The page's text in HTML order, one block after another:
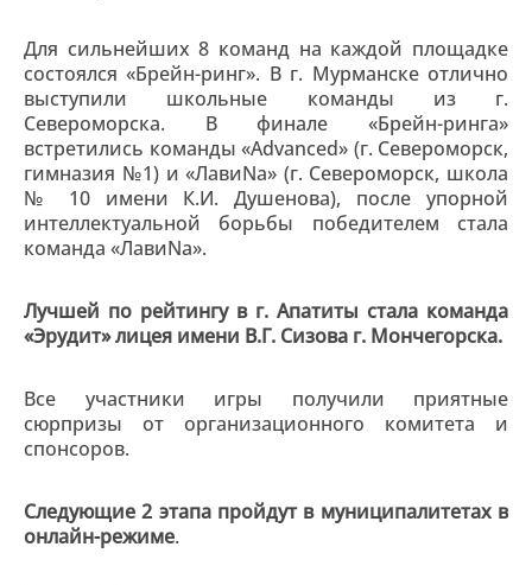
Для сильнейших 8 команд на каждой площадке
состоялся «Брейн-ринг». В г. Мурманске отлично
выступили школьные команды из г.
Североморска. В финале «Брейн-ринга»
встретились команды «Advanced» (г. Североморск,
гимназия №1) и «ЛавиNа» (г. Североморск, школа
№ 10 имени К.И. Душенова), после упорной
интеллектуальной борьбы победителем стала
команда «ЛавиNа».
Лучшей по рейтингу в г. Апатиты стала команда
«Эрудит» лицея имени В.Г. Сизова г. Мончегорска.
Все участники игры получили приятные
сюрпризы от организационного комитета и
спонсоров.
Следующие 2 этапа пройдут в муниципалитетах в
онлайн-режиме.